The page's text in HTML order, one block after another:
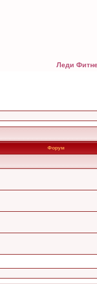
Леди
Форум